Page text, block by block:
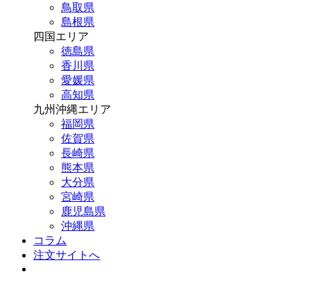
鳥取県
島根県
四国エリア
徳島県
香川県
愛媛県
高知県
九州沖縄エリア
福岡県
佐賀県
長崎県
熊本県
大分県
宮崎県
鹿児島県
沖縄県
コラム
注文サイトへ